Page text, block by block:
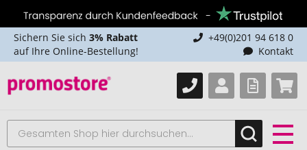
Sichern Sie sich 3% Rabatt
auf Ihre Online-Bestellung!
+49(0)201 94 618 0
Kontakt